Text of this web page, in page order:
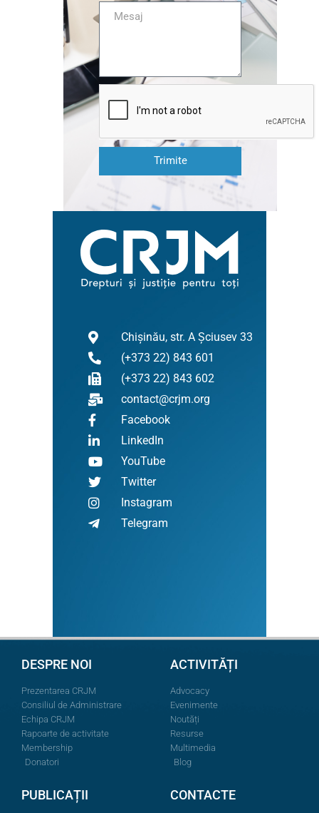
Trimite
Chișinău, str. A Șciusev 33
(+373 22) 843 601
(+373 22) 843 602
contact@crjm.org
Facebook
LinkedIn
YouTube
Twitter
Instagram
Telegram
DESPRE NOI
Prezentarea CRJM
Consiliul de Administrare
Echipa CRJM
Rapoarte de activitate
Membership
Donatori
ACTIVITĂȚI
Advocacy
Evenimente
Noutăți
Resurse
Multimedia
Blog
PUBLICAȚII CONTACTE